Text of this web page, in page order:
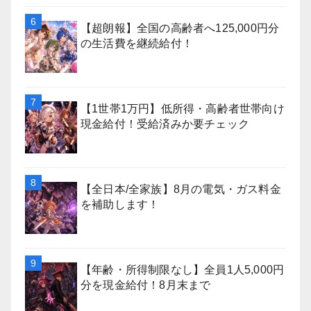
【超朗報】全国の高齢者へ125,000円分
の生活費を継続給付！
【1世帯1万円】低所得・高齢者世帯向け
現金給付！受給済みか要チェック
【全日本/全家族】8月の電気・ガス料金
を補助します！
【年齢・所得制限なし】全員1人5,000円
分を現金給付！8月末まで